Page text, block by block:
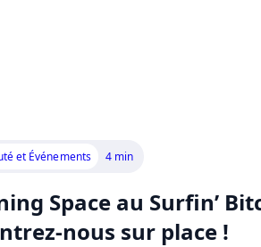
et Événements 4 min
Space au Surfin’
nous sur place !